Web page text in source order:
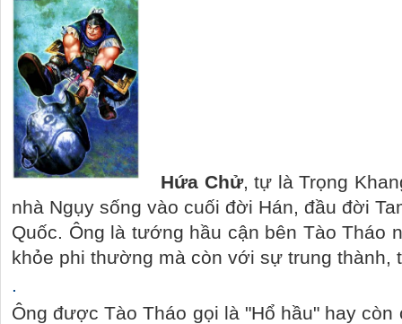
Hứa Chử, tự là Trọng
nhà Ngụy sống vào cuối đời Hán, đầu đời
Quốc. Ông là tướng hầu cận bên Tào Tháo
khỏe phi thường mà còn với sự trung thành,
.
Ông được Tào Tháo gọi là "Hổ hầu" hay còn